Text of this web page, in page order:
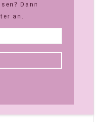
Dann
an.